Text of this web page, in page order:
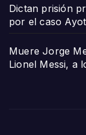
Dictan prisión
por el caso
Muere Jorge
Lionel Messi, a